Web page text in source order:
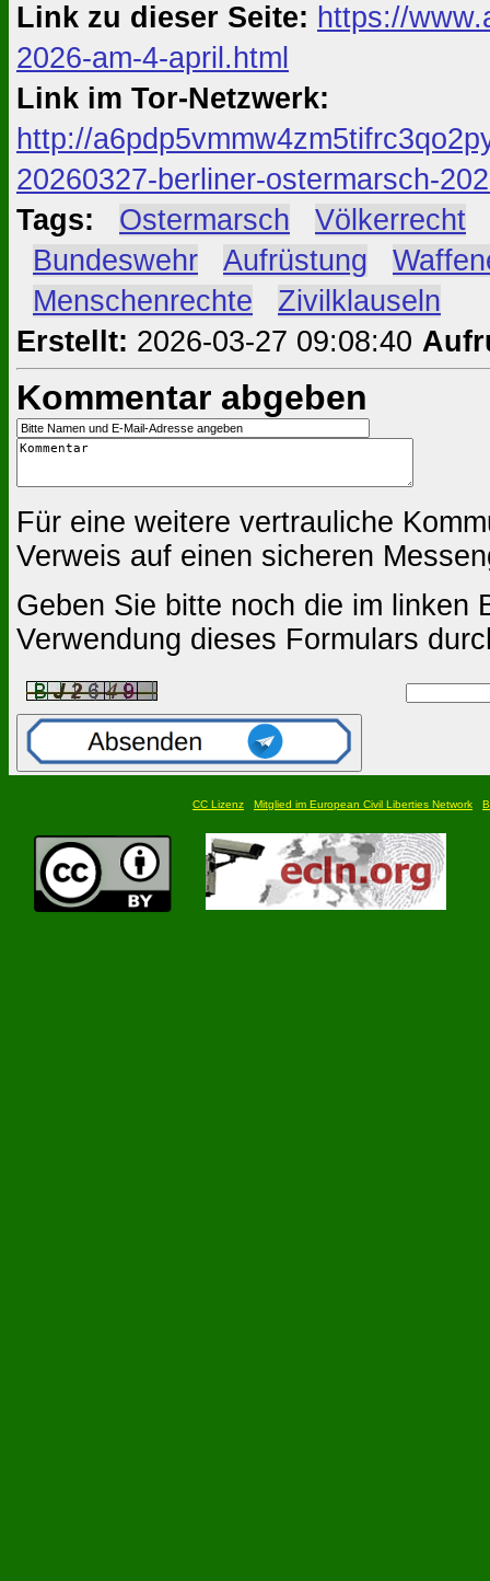
Link zu dieser Seite: https://
2026-am-4-april.html
Link im Tor-Netzwerk:
http://
20260327-berliner-ostermarsch-
Tags:
Ostermarsch Völkerrecht
Bundeswehr Aufrüstung
Menschenrechte
Zivilklauseln
Erstellt: 2026-03-27 09:08:40
Kommentar abgeben
Für eine weitere vertrauliche
Verweis auf einen sicheren
Geben Sie bitte noch die im linken
Verwendung dieses Formulars
CC Lizenz Mitglied im European Civil Liberties Network